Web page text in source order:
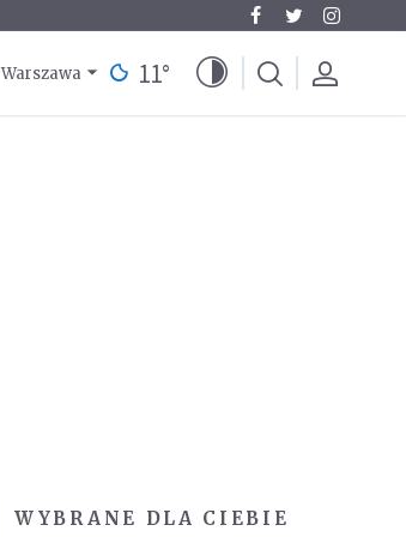
Warszawa 11°
WYBRANE DLA CIEBIE